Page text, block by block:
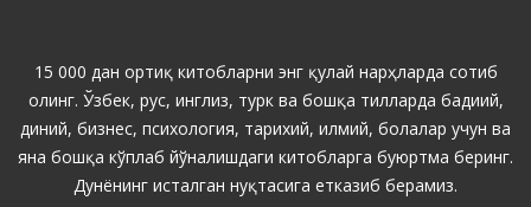
15 000 дан ортиқ китобларни энг қулай нарҳларда сотиб
олинг. Ўзбек, рус, инглиз, турк ва бошқа тилларда бадиий,
диний, бизнес, психология, тарихий, илмий, болалар учун ва
яна бошқа кўплаб йўналишдаги китобларга буюртма беринг.
Дунёнинг исталган нуқтасига етказиб берамиз.